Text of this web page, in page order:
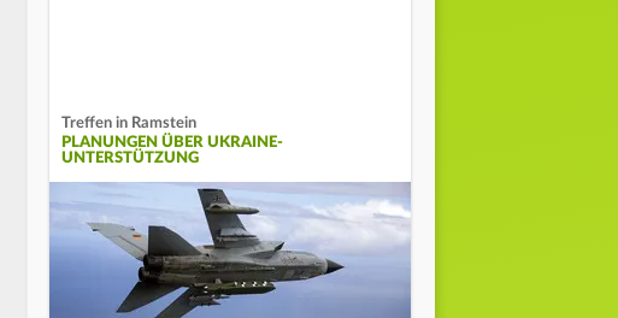
Treffen in Ramstein
PLANUNGEN ÜBER UKRAINE-
UNTERSTÜTZUNG